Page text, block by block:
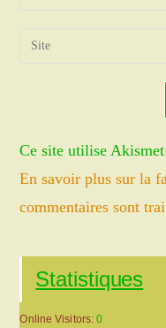
address
Saisir
(facultatif)
Ce site utilise
En savoir plus sur la
commentaires sont
Statistiques
Online Visitors:0